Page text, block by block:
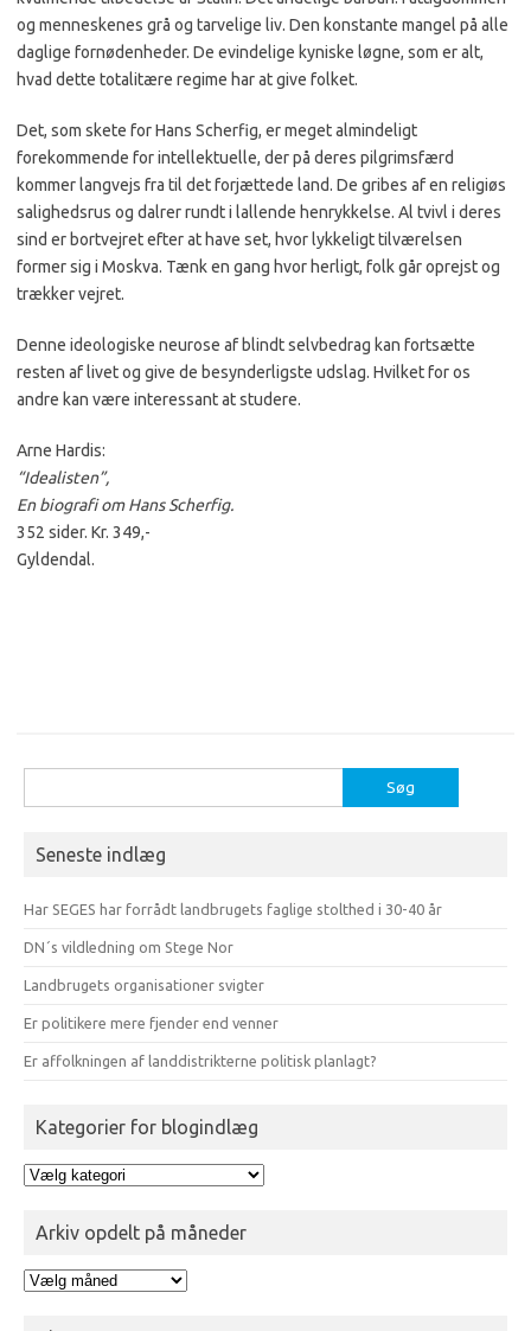
og menneskenes grå og tarvelige liv. Den konstante mangel på alle
daglige fornødenheder. De evindelige kyniske løgne, som er alt,
hvad dette totalitære regime har at give folket.
Det, som skete for Hans Scherfig, er meget almindeligt
forekommende for intellektuelle, der på deres pilgrimsfærd
kommer langvejs fra til det forjættede land. De gribes af en religiøs
salighedsrus og dalrer rundt i lallende henrykkelse. Al tvivl i deres
sind er bortvejret efter at have set, hvor lykkeligt tilværelsen
former sig i Moskva. Tænk en gang hvor herligt, folk går oprejst og
trækker vejret.
Denne ideologiske neurose af blindt selvbedrag kan fortsætte
resten af livet og give de besynderligste udslag. Hvilket for os
andre kan være interessant at studere.
Arne Hardis:
“Idealisten”,
En biografi om Hans Scherfig.
352 sider. Kr. 349,-
Gyldendal.
efter:
Seneste indlæg
Har SEGES har forrådt landbrugets faglige stolthed i 30-40 år
DN´s vildledning om Stege Nor
Landbrugets organisationer svigter
Er politikere mere fjender end venner
Er affolkningen af landdistrikterne politisk planlagt?
Kategorier for blogindlæg
Kategorier
Arkiv opdelt på måneder
Arkiv